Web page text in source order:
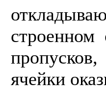
строенном
ячейки